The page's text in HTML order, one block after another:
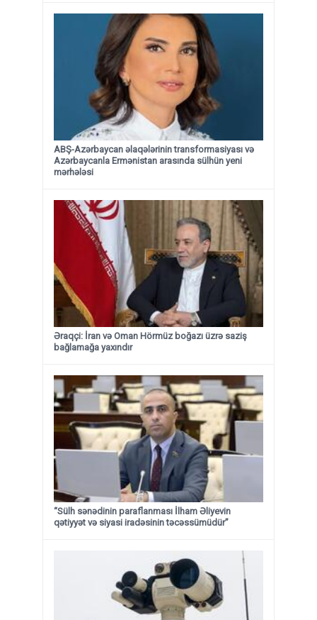
ABŞ-Azərbaycan əlaqələrinin transformasiyası və
Azərbaycanla Ermənistan arasında sülhün yeni
mərhələsi
Əraqçi: İran və Oman Hörmüz boğazı üzrə saziş
bağlamağa yaxındır
“Sülh sənədinin paraflanması İlham Əliyevin
qətiyyət və siyasi iradəsinin təcəssümüdür”